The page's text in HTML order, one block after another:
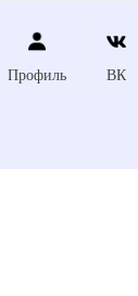
Профиль ВК